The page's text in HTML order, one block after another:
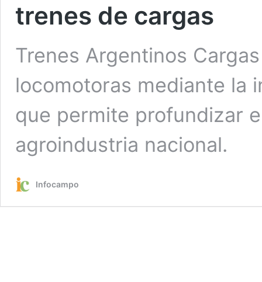
trenes de cargas
Trenes Argentinos
locomotoras mediante la
que permite profundizar
agroindustria nacional.
Infocampo